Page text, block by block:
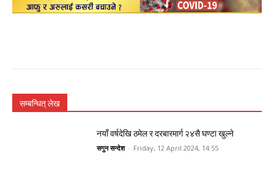
सम्बन्धित् लेख
नयाँ वर्षदेखि ठमेल र दरबारमार्ग २४सै घण्टा खुल्ने
सगुन सन्देश - Friday, 12 April 2024, 14:55